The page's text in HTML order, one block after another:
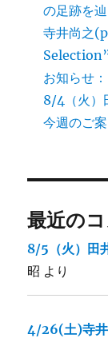
の足跡を辿
寺井尚之
Selection”
お知らせ
8/4（火）
今週のご
最近の
8/5（火）田
昭 より
4/26(土)寺